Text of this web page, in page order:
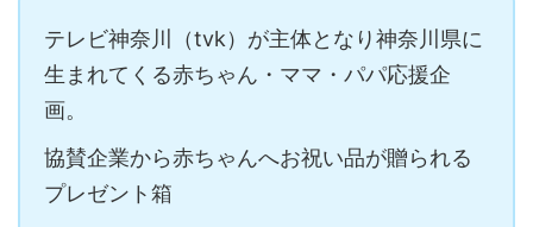
テレビ神奈川（tvk）が主体となり神奈川県に
生まれてくる赤ちゃん・ママ・パパ応援企
画。
協賛企業から赤ちゃんへお祝い品が贈られる
プレゼント箱